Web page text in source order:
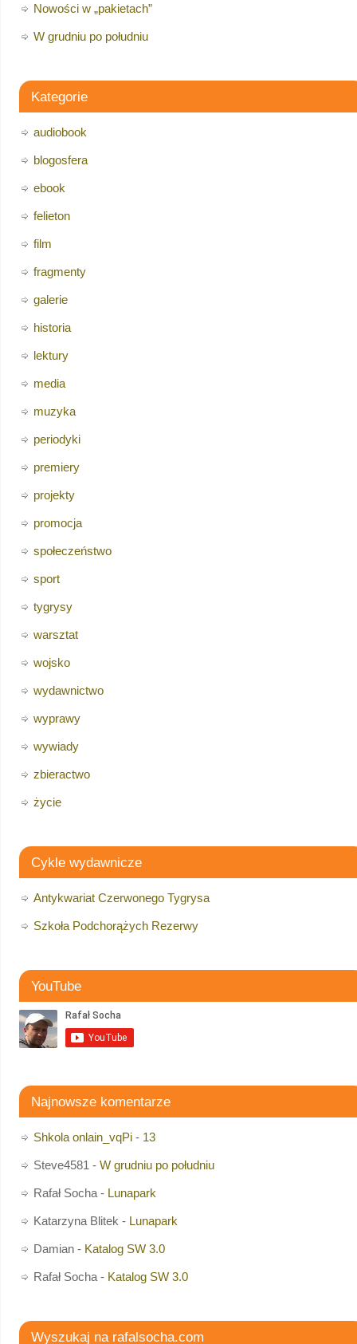
Nowości w „pakietach”
W grudniu po południu
Kategorie
audiobook
blogosfera
ebook
felieton
film
fragmenty
galerie
historia
lektury
media
muzyka
periodyki
premiery
projekty
promocja
społeczeństwo
sport
tygrysy
warsztat
wojsko
wydawnictwo
wyprawy
wywiady
zbieractwo
życie
Cykle wydawnicze
Antykwariat Czerwonego Tygrysa
Szkoła Podchorążych Rezerwy
YouTube
Najnowsze komentarze
Shkola onlain_vqPi- 13
Steve4581 - W grudniu po południu
Rafał Socha- Lunapark
Katarzyna Blitek - Lunapark
Damian- Katalog SW 3.0
Rafał Socha- Katalog SW 3.0
Wyszukaj na rafalsocha.com